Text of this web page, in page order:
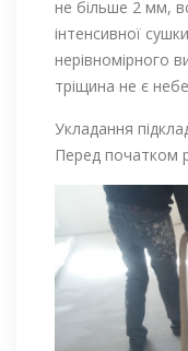
не більше 2 мм,
інтенсивної
нерівномірного
тріщина не є
Укладання
Перед початком